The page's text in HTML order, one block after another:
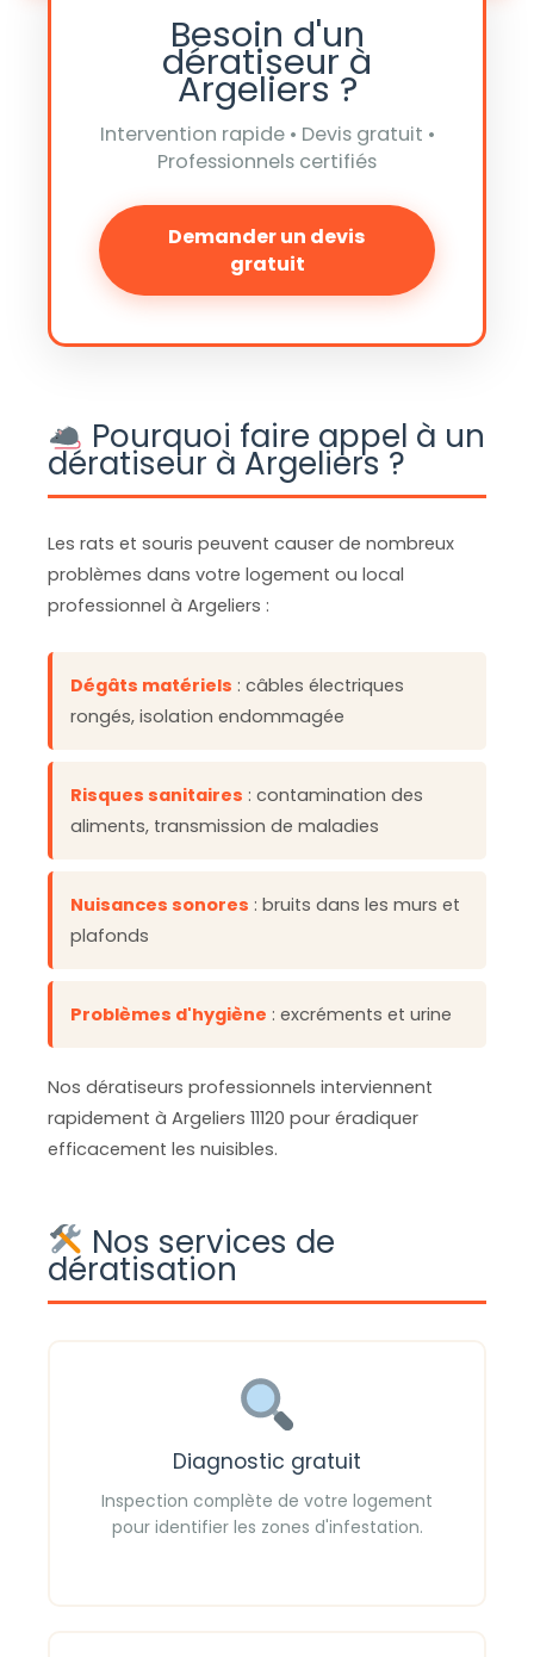
Besoin d'un
dératiseur à
Argeliers ?
Intervention rapide • Devis gratuit •
Professionnels certifiés
Demander un devis
gratuit
Pourquoi faire appel à un
dératiseur à Argeliers ?
Les rats et souris peuvent causer de nombreux
problèmes dans votre logement ou local
professionnel à Argeliers :
Dégâts matériels : câbles électriques
rongés, isolation endommagée
Risques sanitaires : contamination des
aliments, transmission de maladies
Nuisances sonores : bruits dans les murs et
plafonds
Problèmes d'hygiène : excréments et urine
Nos dératiseurs professionnels interviennent
rapidement à Argeliers 11120 pour éradiquer
efficacement les nuisibles.
Nos services de
dératisation
Diagnostic gratuit
Inspection complète de votre logement
pour identifier les zones d'infestation.